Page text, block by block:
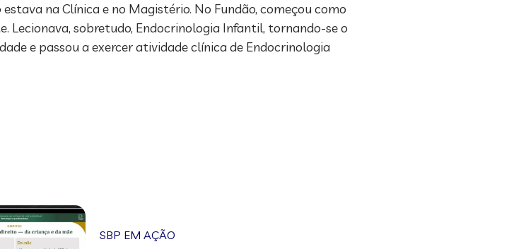
na Clínica e no Magistério. No Fundão, começou como
Lecionava, sobretudo, Endocrinologia Infantil, tornando-se o
e passou a exercer atividade clínica de Endocrinologia
SBP EM AÇÃO